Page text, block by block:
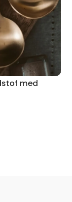
med